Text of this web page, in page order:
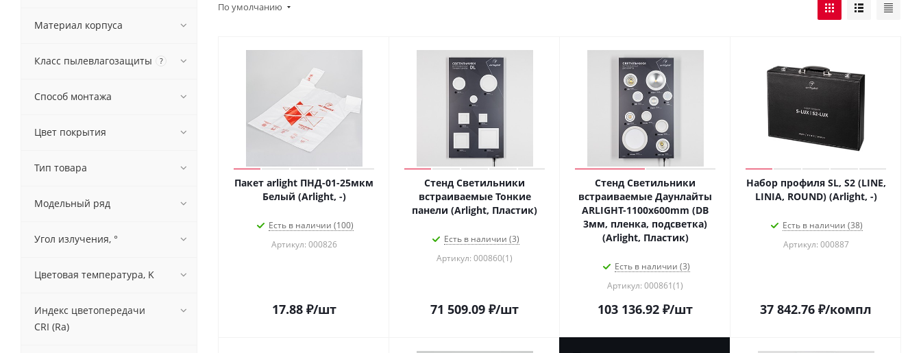
По умолчанию
Пакет arlight ПНД-01-25мкм
Белый (Arlight, -)
Есть в наличии (100)
Артикул: 000826
17.88₽/шт
Стенд Светильники
встраиваемые Тонкие
панели (Arlight, Пластик)
Есть в наличии (3)
Артикул: 000860(1)
71 509.09 ₽/шт
Стенд Светильники
встраиваемые Даунлайты
ARLIGHT-1100x600mm (DB
3мм, пленка, подсветка)
(Arlight, Пластик)
Есть в наличии (3)
Артикул: 000861(1)
103 136.92 ₽/шт
Набор профиля SL, S2 (LINE,
LINIA, ROUND) (Arlight, -)
Есть в наличии (38)
Артикул: 000887
37 842.76 ₽/компл
Материал корпуса
Класс пылевлагозащиты ?
Способ монтажа
Цвет покрытия
Тип товара
Модельный ряд
Угол излучения, °
Цветовая температура, K
Индекс цветопередачи
CRI (Ra)